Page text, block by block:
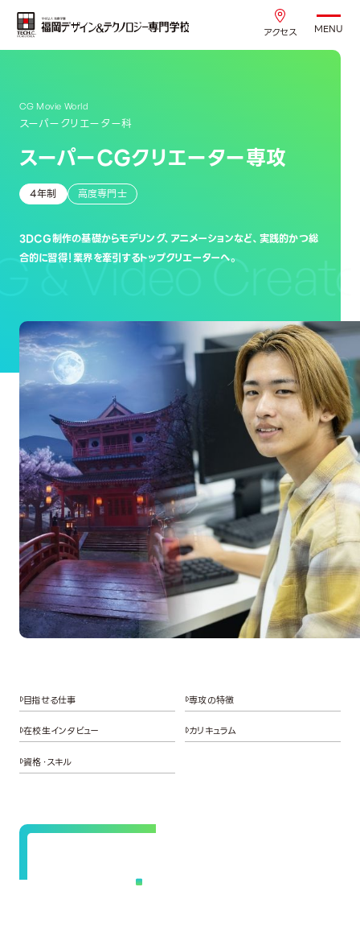
アクセス MENU
CG Movie World
スーパークリエーター科
スーパーCGクリエーター専攻
4年制 高度専門士
3DCG制作の基礎からモデリング、アニメーションなど、実践的かつ総
合的に習得！業界を牽引するトップクリエーターへ。
Video Creator
目指せる仕事 専攻の特徴
在校生インタビュー カリキュラム
資格・スキル